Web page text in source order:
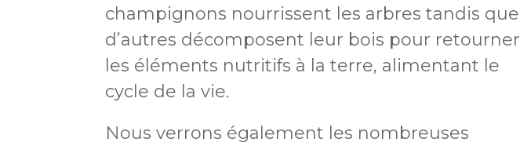
champignons nourrissent les arbres tandis que
d’autres décomposent leur bois pour retourner
les éléments nutritifs à la terre, alimentant le
cycle de la vie.
Nous verrons également les nombreuses